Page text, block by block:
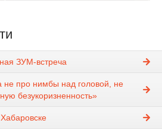
ЗУМ-встреча
про нимбы над головой, не
безукоризненность»